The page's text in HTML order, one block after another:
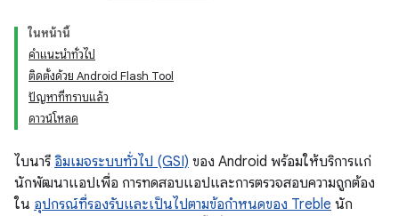
ในหน้านี้
คำแนะนำทั่วไป
ติดตั้งด้วย Android Flash Tool
ปัญหาที่ทราบแล้ว
ดาวน์โหลด
ไบนารี อิมเมจระบบทั่วไป (GSI) ของ Android พร้อมให้บริการแก่
นักพัฒนาแอปเพื่อ การทดสอบแอปและการตรวจสอบความถูกต้อง
ใน อุปกรณ์ที่รองรับและเป็นไปตามข้อกำหนดของ Treble นัก